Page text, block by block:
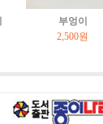
부엉이
2,500원